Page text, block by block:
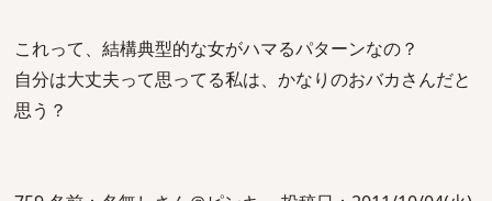
これって、結構典型的な女がハマるパターンなの？
自分は大丈夫って思ってる私は、かなりのおバカさんだと
思う？